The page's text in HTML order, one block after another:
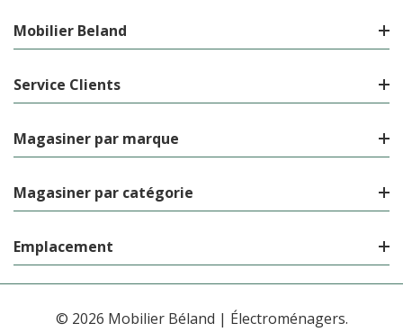
Mobilier Beland
Service Clients
Magasiner par marque
Magasiner par catégorie
Emplacement
© 2026 Mobilier Béland | Électroménagers.